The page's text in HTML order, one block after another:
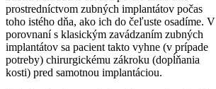
prostredníctvom zubných implantátov počas
toho istého dňa, ako ich do čeľuste osadíme. V
porovnaní s klasickým zavádzaním zubných
implantátov sa pacient takto vyhne (v prípade
potreby) chirurgickému zákroku (dopĺňania
kosti) pred samotnou implantáciou.